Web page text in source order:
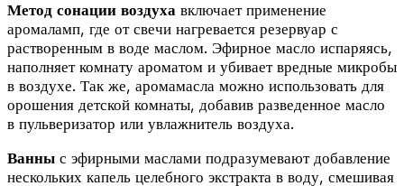
Метод сонации воздуха включает применение
аромаламп, где от свечи нагревается резервуар с
растворенным в воде маслом. Эфирное масло испаряясь,
наполняет комнату ароматом и убивает вредные микробы
в воздухе. Так же, аромамасла можно использовать для
орошения детской комнаты, добавив разведенное масло
в пульверизатор или увлажнитель воздуха.
Ванны с эфирными маслами подразумевают добавление
нескольких капель целебного экстракта в воду, смешивая